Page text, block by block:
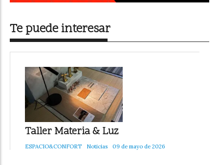
Te puede interesar
Taller Materia & Luz
ESPACIO&CONFORT Noticias 09 de mayo de 2026